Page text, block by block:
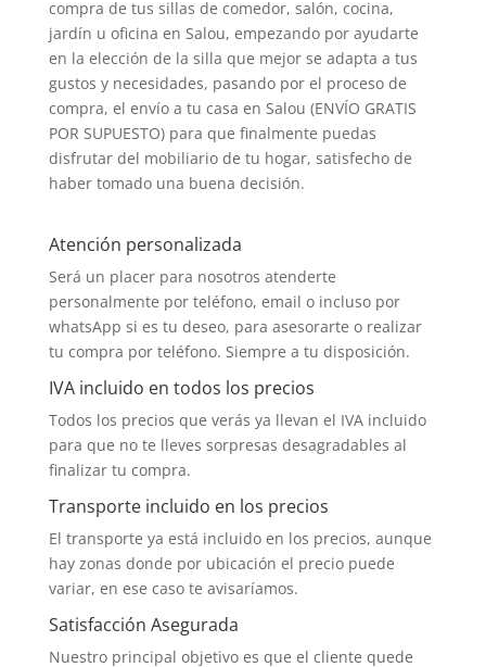
compra de tus sillas de comedor, salón, cocina,
jardín u oficina en Salou, empezando por ayudarte
en la elección de la silla que mejor se adapta a tus
gustos y necesidades, pasando por el proceso de
compra, el envío a tu casa en Salou (ENVÍO GRATIS
POR SUPUESTO) para que finalmente puedas
disfrutar del mobiliario de tu hogar, satisfecho de
haber tomado una buena decisión.
Atención personalizada
Será un placer para nosotros atenderte
personalmente por teléfono, email o incluso por
whatsApp si es tu deseo, para asesorarte o realizar
tu compra por teléfono. Siempre a tu disposición.
IVA incluido en todos los precios
Todos los precios que verás ya llevan el IVA incluido
para que no te lleves sorpresas desagradables al
finalizar tu compra.
Transporte incluido en los precios
El transporte ya está incluido en los precios, aunque
hay zonas donde por ubicación el precio puede
variar, en ese caso te avisaríamos.
Satisfacción Asegurada
Nuestro principal objetivo es que el cliente quede